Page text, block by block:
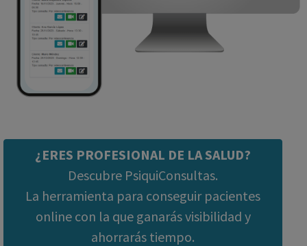
¿ERES PROFESIONAL DE LA SALUD?
Descubre PsiquiConsultas.
La herramienta para conseguir pacientes
online con la que ganarás visibilidad y
ahorrarás tiempo.